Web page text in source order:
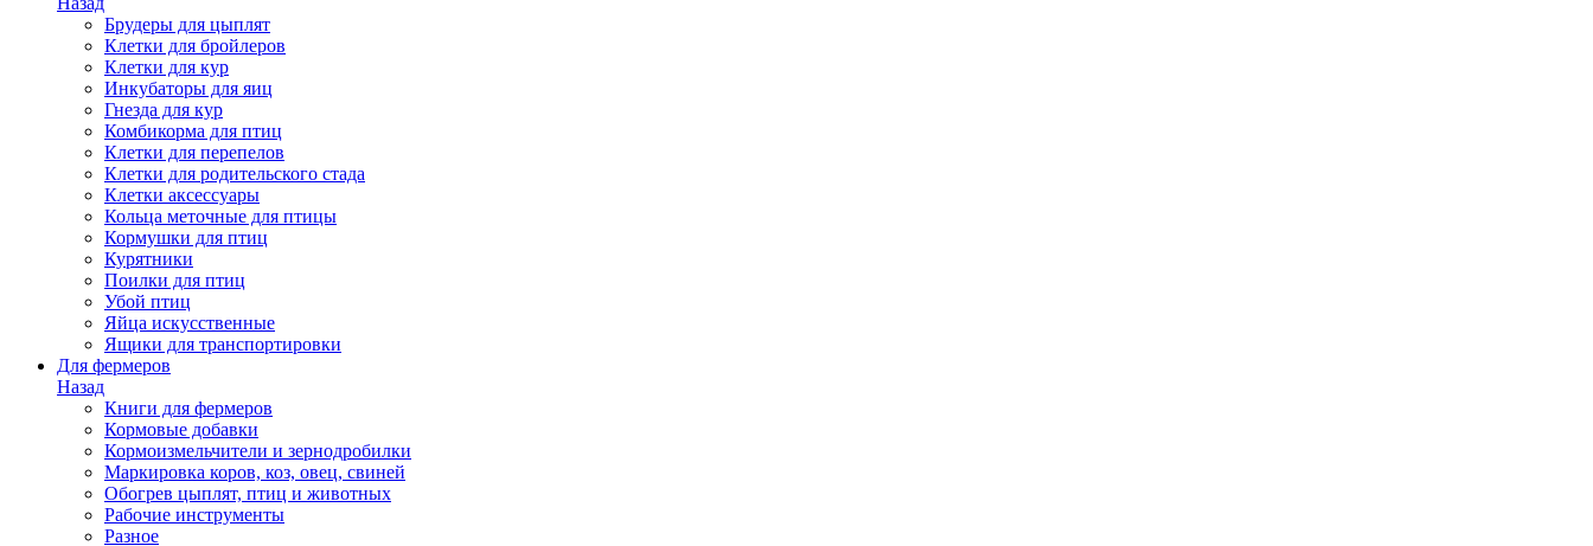
Брудеры для цыплят
Клетки для бройлеров
Клетки для кур
Инкубаторы для яиц
Гнезда для кур
Комбикорма для птиц
Клетки для перепелов
Клетки для родительского стада
Клетки аксессуары
Кольца меточные для птицы
Кормушки для птиц
Курятники
Поилки для птиц
Убой птиц
Яйца искусственные
Ящики для транспортировки
Для фермеров
Назад
Книги для фермеров
Кормовые добавки
Кормоизмельчители и зернодробилки
Маркировка коров, коз, овец, свиней
Обогрев цыплят, птиц и животных
Рабочие инструменты
Разное